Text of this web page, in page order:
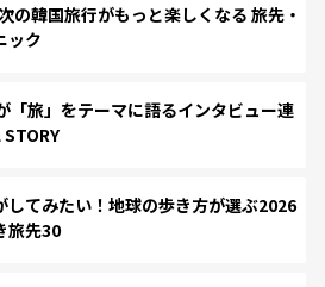
韓国旅行がもっと楽しくなる 旅先・
ック
「旅」をテーマに語るインタビュー連
STORY
してみたい！地球の歩き方が選ぶ2026
旅先30